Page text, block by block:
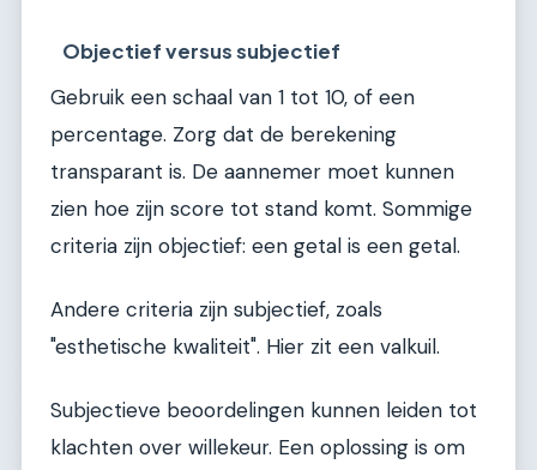
Objectief versus subjectief
Gebruik een schaal van 1 tot 10, of een
percentage. Zorg dat de berekening
transparant is. De aannemer moet kunnen
zien hoe zijn score tot stand komt. Sommige
criteria zijn objectief: een getal is een getal.
Andere criteria zijn subjectief, zoals
"esthetische kwaliteit". Hier zit een valkuil.
Subjectieve beoordelingen kunnen leiden tot
klachten over willekeur. Een oplossing is om